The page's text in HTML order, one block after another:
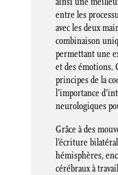
entre les
avec les deux
combinaison
permettant une
et des émotions.
principes de la
l’importance
neurologiques
Grâce à des
l’écriture
hémisphères,
cérébraux à